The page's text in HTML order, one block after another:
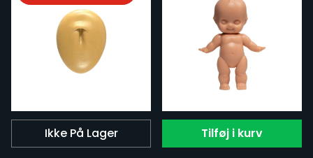
Ikke På Lager Tilføj i kurv